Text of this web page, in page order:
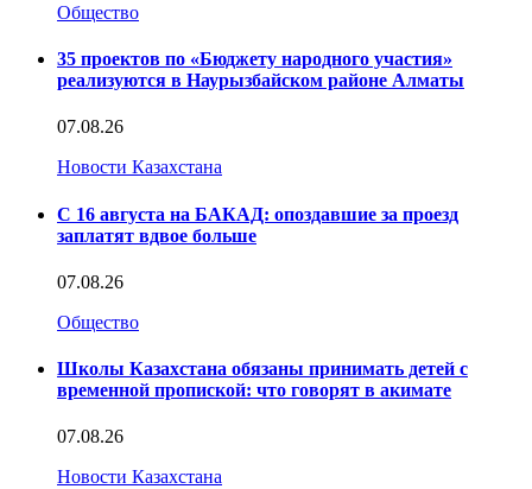
Общество
35 проектов по «Бюджету народного участия»
реализуются в Наурызбайском районе Алматы
07.08.26
Новости Казахстана
С 16 августа на БАКАД: опоздавшие за проезд
заплатят вдвое больше
07.08.26
Общество
Школы Казахстана обязаны принимать детей с
временной пропиской: что говорят в акимате
07.08.26
Новости Казахстана